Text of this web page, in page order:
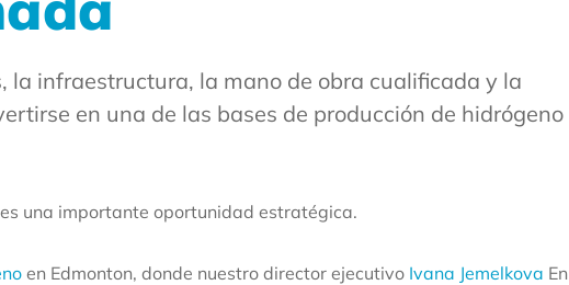
la infraestructura, la mano de obra cualificada y la
en una de las bases de producción de hidrógeno
una importante oportunidad estratégica.
en Edmonton, donde nuestro director ejecutivo Ivana Jemelkova En